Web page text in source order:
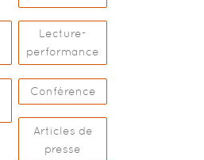
Lecture-
performance
Conférence
Articles de
presse